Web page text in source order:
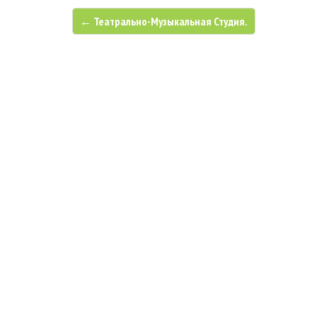
← Театрально-Музыкальная Студия.